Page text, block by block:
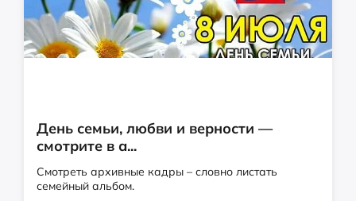
День семьи, любви и верности —
смотрите в а...
Смотреть архивные кадры – словно листать
семейный альбом.